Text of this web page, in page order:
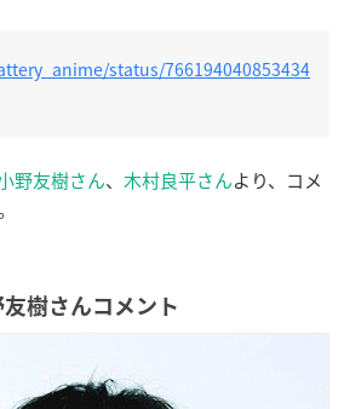
status/766194040853434
野友樹さん、 木村良平さんより、コメ
樹さんコメント